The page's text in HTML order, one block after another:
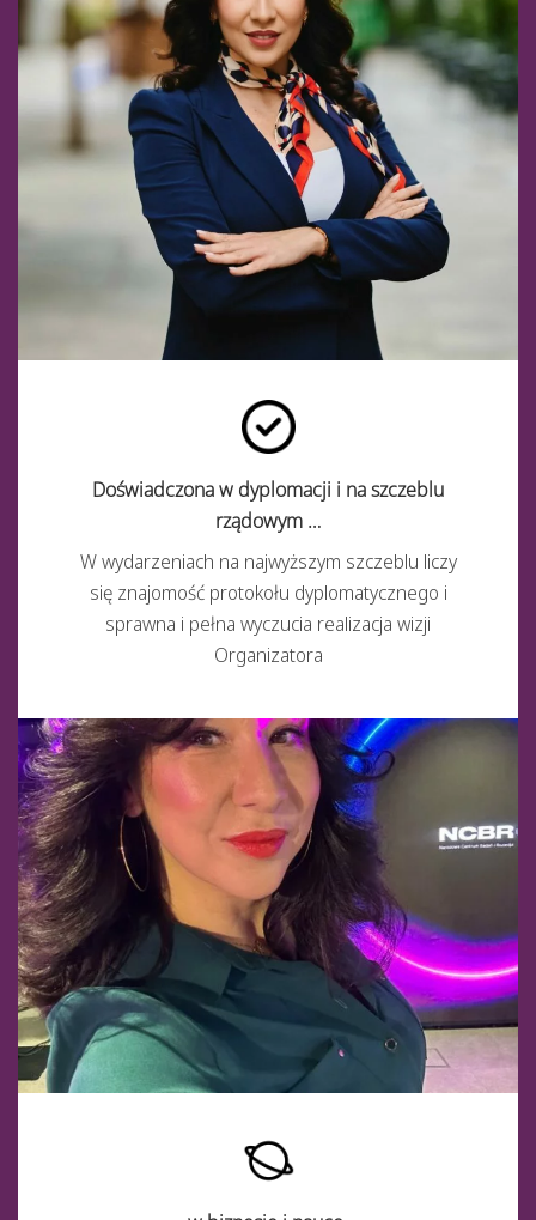
Doświadczona w dyplomacji i na szczeblu
rządowym …
W wydarzeniach na najwyższym szczeblu liczy
się znajomość protokołu dyplomatycznego i
sprawna i pełna wyczucia realizacja wizji
Organizatora